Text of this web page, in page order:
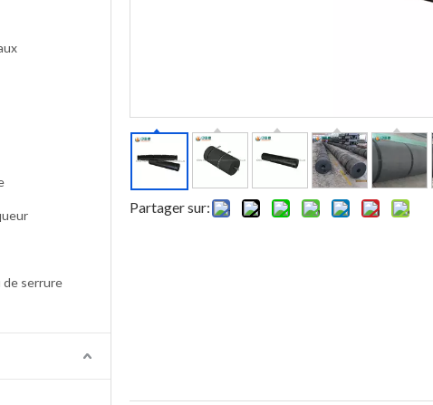
de serrure
Partager sur: